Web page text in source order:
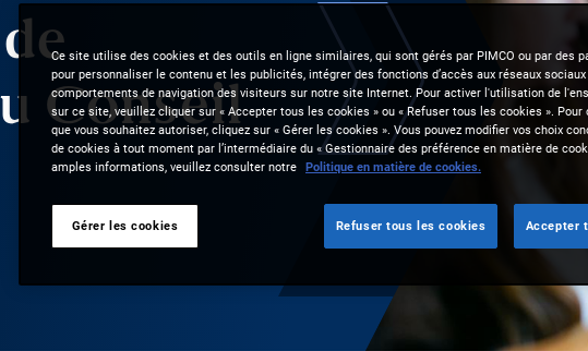
Conseil
Ce site utilise des cookies et des outils en ligne similaires, qui sont gérés par PIMCO ou par des
pour personnaliser le contenu et les publicités, intégrer des fonctions d’accès aux réseaux
comportements de navigation des visiteurs sur notre site Internet. Pour activer l'utilisation de
sur ce site, veuillez cliquer sur « Accepter tous les cookies » ou « Refuser tous les cookies ».
que vous souhaitez autoriser, cliquez sur « Gérer les cookies ». Vous pouvez modifier vos choix
de cookies à tout moment par l’intermédiaire du « Gestionnaire des préférence en matière de
amples informations, veuillez consulter notre Politique en matière de cookies.
Gérer les cookies Refuser tous les cookies Accepter